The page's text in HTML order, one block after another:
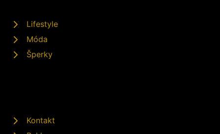
Lifestyle
Móda
Šperky
Kontakt